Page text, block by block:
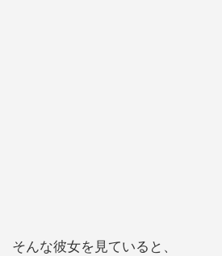
そんな彼女を見ていると、